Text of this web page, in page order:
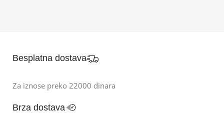
Besplatna dostava
Za iznose preko 22000 dinara
Brza dostava